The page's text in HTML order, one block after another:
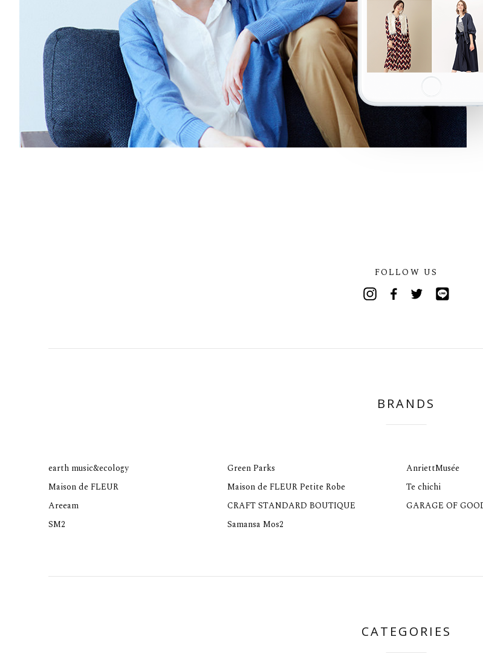
FOLLOW US
Twitter
BRANDS
earth music&ecology Green Parks AnriettMusée
Maison de FLEUR
Maison de FLEUR Petite Robe Te chichi
Areeam
CRAFT STANDARD BOUTIQUE GARAGE OF
SM2
Samansa Mos2
CATEGORIES